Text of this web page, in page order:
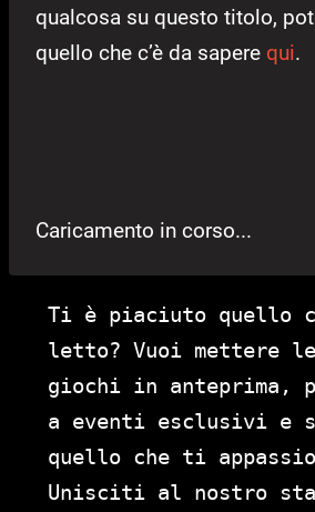
qualcosa su questo titolo,
quello che c’è da sapere qui.
Caricamento in corso...
Ti è piaciuto quello
letto? Vuoi mettere
giochi in anteprima,
a eventi esclusivi e
quello che ti
Unisciti al nostro